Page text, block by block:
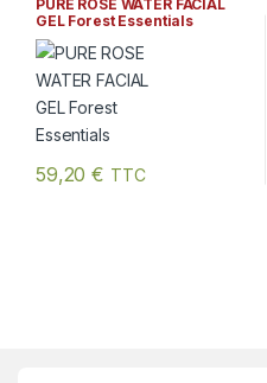
PURE ROSE WATER FACIAL
GEL Forest Essentials
59,20€ TTC